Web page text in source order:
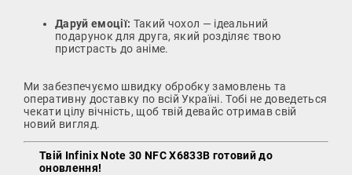
Даруй емоції: Такий чохол — ідеальний
подарунок для друга, який розділяє твою
пристрасть до аніме.
Ми забезпечуємо швидку обробку замовлень та
оперативну доставку по всій Україні. Тобі не доведеться
чекати цілу вічність, щоб твій девайс отримав свій
новий вигляд.
Твій Infinix Note 30 NFC X6833B готовий до
оновлення!